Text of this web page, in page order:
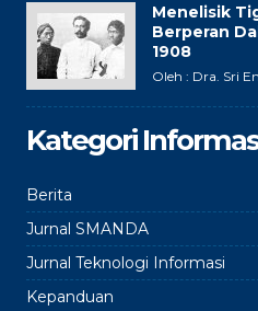
Menelisik
Berperan
1908
Oleh : Dra. Sri
Kategori
Berita
Jurnal SMANDA
Jurnal Teknologi Informasi
Kepanduan